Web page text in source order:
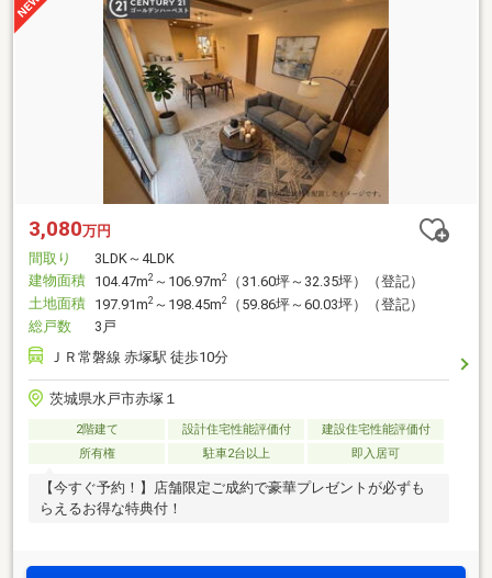
3,080万円
間取り
3LDK～4LDK
建物面積 104.47m2 ～106.97m2
（31.60坪～32.35坪）（登記）
土地面積 197.91m2 ～198.45m2
（59.86坪～60.03坪）（登記）
総戸数
3戸
ＪＲ常磐線 赤塚駅 徒歩10分
茨城県水戸市赤塚１
2階建て 設計住宅性能評価付
建設住宅性能評価付
所有権
駐車2台以上 即入居可
【今すぐ予約！】店舗限定ご成約で豪華プレゼントが必ずも
らえるお得な特典付！